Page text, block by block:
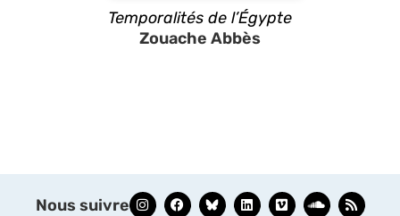
Temporalités de l’Égypte
Zouache Abbès
Nous suivre